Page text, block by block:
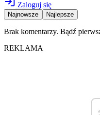
Zaloguj się
Najnowsze Najlepsze
Brak komentarzy. Bądź
REKLAMA